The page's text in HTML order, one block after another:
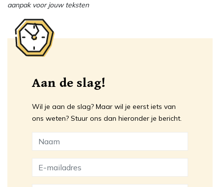
aanpak voor jouw teksten
Aan de slag!
Wil je aan de slag? Maar wil je eerst iets van
ons weten? Stuur ons dan hieronder je bericht.